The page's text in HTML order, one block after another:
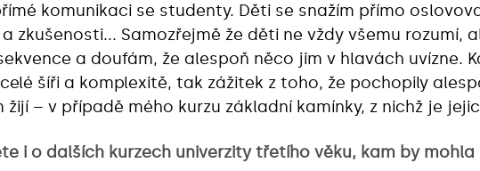
komunikaci se studenty. Děti se snažím přímo
zkušenosti... Samozřejmě že děti ne vždy všemu rozumí,
a doufám, že alespoň něco jim v hlavách uvízne.
šíři a komplexitě, tak zážitek z toho, že pochopily
žijí – v případě mého kurzu základní kamínky, z nichž je
i o dalších kurzech univerzity třetího věku, kam by